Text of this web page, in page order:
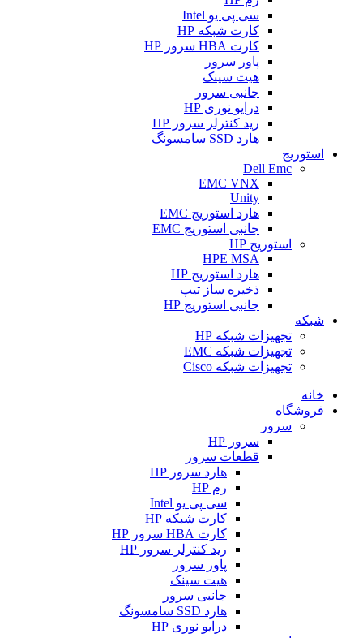
سی پی یو Intel
کارت شبکه HP
کارت HBA سرور HP
پاور سرور
هیت سینک
جانبی سرور
درایو نوری HP
رید کنترلر سرور HP
هارد SSD سامسونگ
استوریج
Dell Emc
EMC VNX
Unity
هارد استوریج EMC
جانبی استوریج EMC
استوریج HP
HPE MSA
هارد استوریج HP
ذخیره ساز تیپ
جانبی استوریج HP
شبکه
تجهیزات شبکه HP
تجهیزات شبکه EMC
تجهیزات شبکه Cisco
خانه
فروشگاه
سرور
سرور HP
قطعات سرور
هارد سرور HP
رم HP
سی پی یو Intel
کارت شبکه HP
کارت HBA سرور HP
رید کنترلر سرور HP
پاور سرور
هیت سینک
جانبی سرور
هارد SSD سامسونگ
درایو نوری HP